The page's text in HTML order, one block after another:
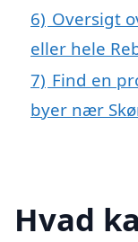
6) Oversigt
eller hele
7) Find en
byer nær
Hvad